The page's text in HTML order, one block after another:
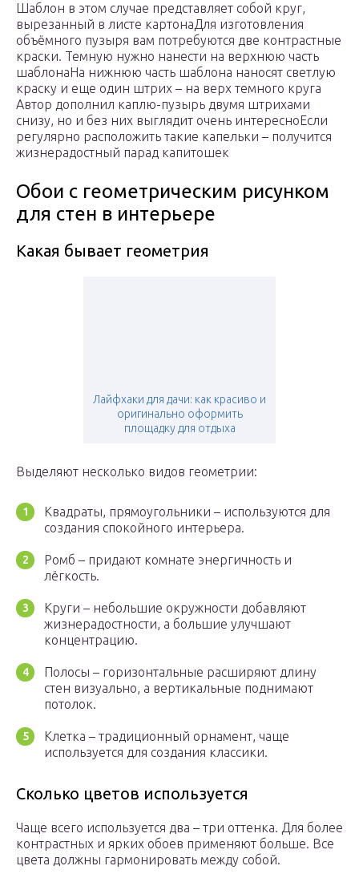
Шаблон в этом случае представляет собой круг,
вырезанный в листе картонаДля изготовления
объёмного пузыря вам потребуются две контрастные
краски. Темную нужно нанести на верхнюю часть
шаблонаНа нижнюю часть шаблона наносят светлую
краску и еще один штрих – на верх темного круга
Автор дополнил каплю-пузырь двумя штрихами
снизу, но и без них выглядит очень интересноЕсли
регулярно расположить такие капельки – получится
жизнерадостный парад капитошек
Обои с геометрическим рисунком
для стен в интерьере
Какая бывает геометрия
Лайфхаки для дачи: как красиво и
оригинально оформить
площадку для отдыха
Выделяют несколько видов геометрии:
Квадраты, прямоугольники – используются для
создания спокойного интерьера.
Ромб – придают комнате энергичность и
лёгкость.
Круги – небольшие окружности добавляют
жизнерадостности, а большие улучшают
концентрацию.
Полосы – горизонтальные расширяют длину
стен визуально, а вертикальные поднимают
потолок.
Клетка – традиционный орнамент, чаще
используется для создания классики.
Сколько цветов используется
Чаще всего используется два – три оттенка. Для более
контрастных и ярких обоев применяют больше. Все
цвета должны гармонировать между собой.